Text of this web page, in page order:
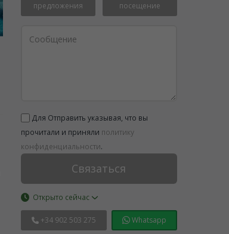
предложения посещение
Для Отправить указывая, что вы
прочитали и приняли политику
конфиденциальности.
Связаться
Открыто сейчас
+34 902 503 275 Whatsapp